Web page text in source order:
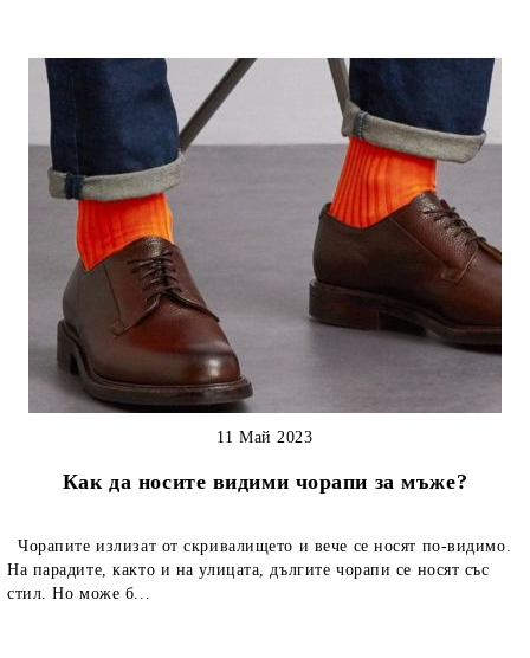
Как да носите видими чорапи за мъже?
11 Май 2023
Чорапите излизат от скривалището и вече се носят по-видимо.
На парадите, както и на улицата, дългите чорапи се носят със
стил. Но може б...